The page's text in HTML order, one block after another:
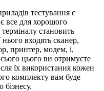
тестування є
все для хорошого
становить
входять сканер,
принтер, модем, і,
цього ви отримуєте
їх використання кожен
комплекту вам буде
бізнесу.